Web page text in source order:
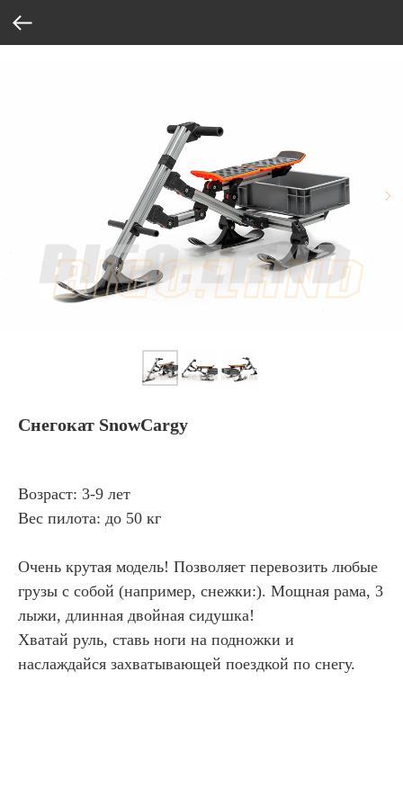
Снегокат SnowCargy
Возраст: 3-9 лет
Вес пилота: до 50 кг
Очень крутая модель! Позволяет перевозить любые
грузы с собой (например, снежки:). Мощная рама, 3
лыжи, длинная двойная сидушка!
Хватай руль, ставь ноги на подножки и
наслаждайся захватывающей поездкой по снегу.